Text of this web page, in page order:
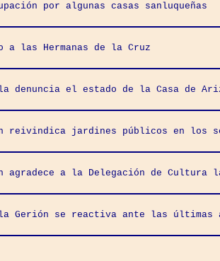
por algunas casas sanluqueñas
a las Hermanas de la Cruz
denuncia el estado de la Casa de
reivindica jardines públicos en los
agradece a la Delegación de Cultura
Gerión se reactiva ante las últimas